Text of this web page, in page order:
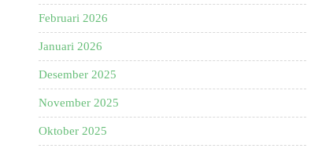
Februari 2026
Januari 2026
Desember 2025
November 2025
Oktober 2025